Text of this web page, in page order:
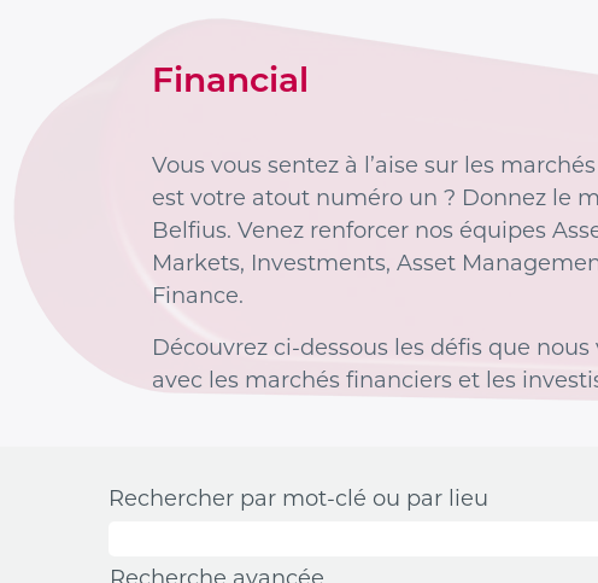
Financial
Vous vous sentez à l’aise sur les
est votre atout numéro un ? Donnez le
Belfius. Venez renforcer nos équipes
Markets, Investments, Asset
Finance.
Découvrez ci-dessous les défis que
avec les marchés financiers et les
Rechercher par mot-clé ou par lieu
Recherche avancée